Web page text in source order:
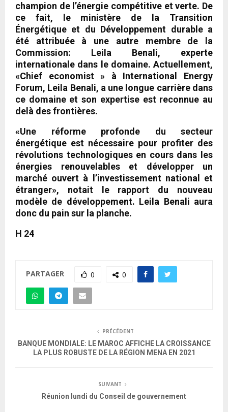
champion de l’énergie compétitive et verte. De
ce fait, le ministère de la Transition
Énergétique et du Développement durable a
été attribuée à une autre membre de la
Commission: Leila Benali, experte
internationale dans le domaine. Actuellement,
«Chief economist » à International Energy
Forum, Leila Benali, a une longue carrière dans
ce domaine et son expertise est reconnue au
delà des frontières.
«Une réforme profonde du secteur
énergétique est nécessaire pour profiter des
révolutions technologiques en cours dans les
énergies renouvelables et développer un
marché ouvert à l’investissement national et
étranger», notait le rapport du nouveau
modèle de développement. Leila Benali aura
donc du pain sur la planche.
H 24
PARTAGER 0 0
PRÉCÉDENT
BANQUE MONDIALE: LE MAROC AFFICHE LA CROISSANCE
LA PLUS ROBUSTE DE LA RÉGION MENA EN 2021
SUIVANT
Réunion lundi du Conseil de gouvernement